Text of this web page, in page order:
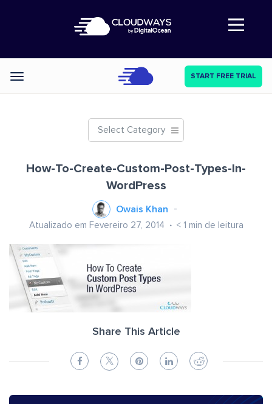
Abre a navegação
Categories START FREE TRIAL
Select Category
How-To-Create-Custom-Post-Types-In-
WordPress
Owais Khan
Atualizado em Fevereiro 27, 2014 < 1 min de leitura
Share This Article